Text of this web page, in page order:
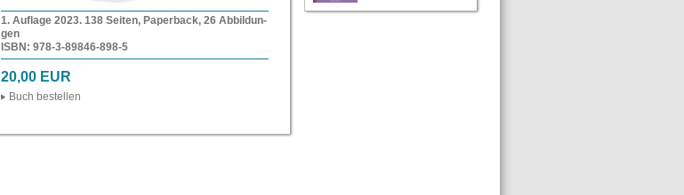
1. Auf­la­ge 2023. 138 Sei­ten, Pa­per­back, 26 Ab­bil­dun­
gen
ISBN: 978-​3-​89846-​898-​5
20,00 EUR
Buch be­stel­len